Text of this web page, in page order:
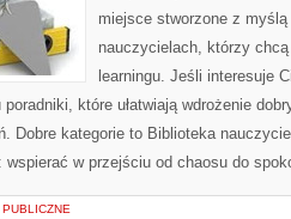
miejsce stworzone z
nauczycielach, którzy
learningu. Jeśli interesuje
które ułatwiają wdrożenie
Dobre kategorie to Biblioteka
wspierać w przejściu od chaosu do